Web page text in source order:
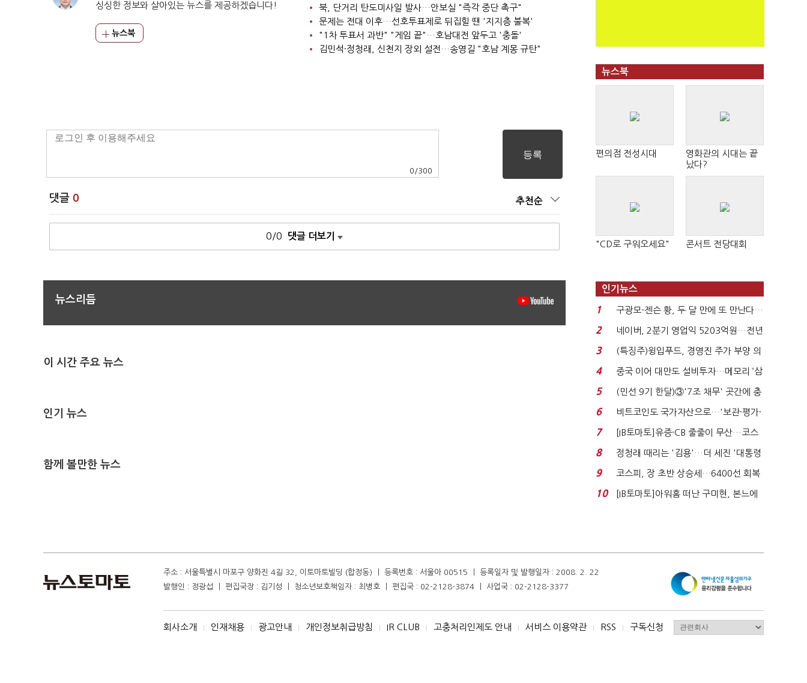
싱싱한 정보와 살아있는 뉴스를 제공하겠습니다!
뉴스북
북, 단거리 탄도미사일 발사…안보실 "즉각 중단 촉구"
문제는 전대 이후…선호투표제로 뒤집힐 땐 '지지층 불복'
"1차 투표서 과반" "게임 끝"…호남대전 앞두고 '충돌'
김민석·정청래, 신천지 장외 설전…송영길 "호남 계몽 규탄"
0 /300
댓글 0 추천순
0/0 댓글 더보기
뉴스리듬
이 시간 주요 뉴스
인기 뉴스
함께 볼만한 뉴스
뉴스북
편의점 전성시대
영화관의 시대는 끝
났다?
"CD로 구워오세요" 콘서트 전당대회
인기뉴스
1
구광모-젠슨 황, 두 달 만에 또 만난다…
로봇·AI 등 논...
2
네이버, 2분기 영업익 5203억원…전년
비 0.2% 감소...
3
(특징주)윙입푸드, 경영진 주가 부양 의
지에 상한가...
4
중국 이어 대만도 설비투자…메모리 ‘삼
국전쟁’
5
(민선 9기 한달)③'7조 채무' 곳간에 충
격…추미애, 20년...
6
비트코인도 국가자산으로…'보관·평가·
처분' 기준은 ...
7
[IB토마토]유증·CB 줄줄이 무산…코스
닥 벌점 급증에 ...
8
정청래 때리는 '김용'…더 세진 '대통령
최측근' 입...
9
코스피, 장 초반 상승세…6400선 회복
시도
10
[IB토마토]아워홈 떠난 구미현, 본느에
주소 : 서울특별시 마포구 양화진 4길 32, 이토마토빌딩 (합정동) ㅣ 등록번호 : 서울아 00515 ㅣ 등록일자 및 발행일자 : 2008. 2. 22
발행인 : 정광섭 ㅣ 편집국장 : 김기성 ㅣ 청소년보호책임자 : 최병호 ㅣ 편집국 : 02-2128-3874 ㅣ 사업국 : 02-2128-3377
회사소개 I 인재채용 I 광고안내 I 개인정보취급방침 I IR CLUB I 고충처리인제도 안내 I 서비스 이용약관 I RSS I 구독신청